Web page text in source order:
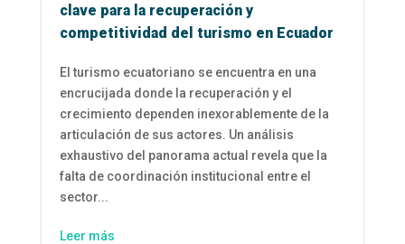
clave para la recuperación y
competitividad del turismo en Ecuador
El turismo ecuatoriano se encuentra en una
encrucijada donde la recuperación y el
crecimiento dependen inexorablemente de la
articulación de sus actores. Un análisis
exhaustivo del panorama actual revela que la
falta de coordinación institucional entre el
sector...
Leer más